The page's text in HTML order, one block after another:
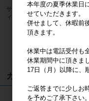
サンリオキャラクターズ ハロー
ィ 桜着物 マスコット
メーカー希望小売価格
カート
本年度の夏季休業日
せていただきます。
併せまして、休暇前
頂きます。
休業中は電話受付も
休業期間中に頂きま
17日（月）以降に、
ご返答までに少しお
を予めご了承下さい。